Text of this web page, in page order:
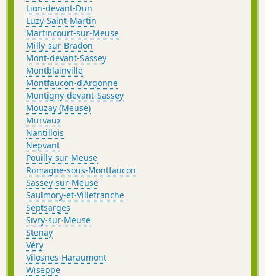
Lion-devant-Dun
Luzy-Saint-Martin
Martincourt-sur-Meuse
Milly-sur-Bradon
Mont-devant-Sassey
Montblainville
Montfaucon-d'Argonne
Montigny-devant-Sassey
Mouzay (Meuse)
Murvaux
Nantillois
Nepvant
Pouilly-sur-Meuse
Romagne-sous-Montfaucon
Sassey-sur-Meuse
Saulmory-et-Villefranche
Septsarges
Sivry-sur-Meuse
Stenay
Véry
Vilosnes-Haraumont
Wiseppe